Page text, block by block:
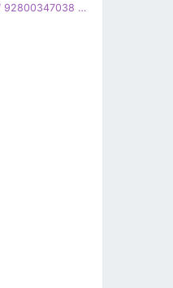
Pantofi Iguana Obenari W 92800347038 negru roz gri